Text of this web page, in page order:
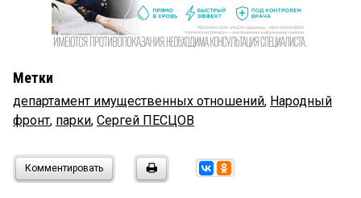
Метки
департамент имущественных отношений, Народный
фронт, парки, Сергей ПЕСЦОВ
Комментировать